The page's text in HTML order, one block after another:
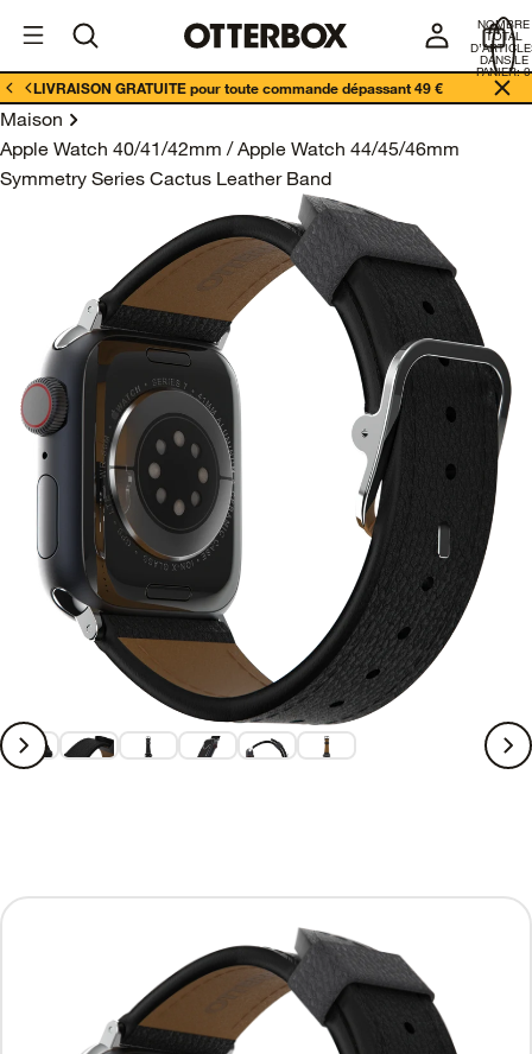
Enterprises NOMBRE
TOTAL
DANS LE
PANIER: 0
LIVRAISON GRATUITE pour toute commande dépassant 49 €
Maison
Apple Watch 40/41/42mm / Apple Watch 44/45/46mm
Symmetry Series Cactus Leather Band